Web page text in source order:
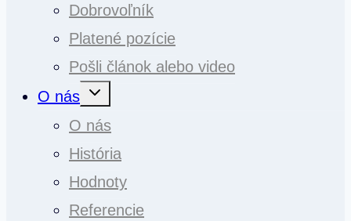
Dobrovoľník
Platené pozície
Pošli článok alebo video
O nás
Toggle
child
O nás
História
Hodnoty
Referencie